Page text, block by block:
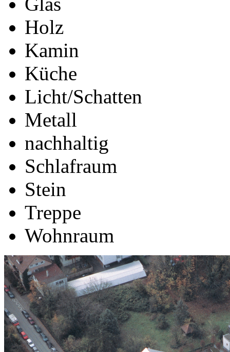
Holz
Kamin
Küche
Licht/Schatten
Metall
nachhaltig
Schlafraum
Stein
Treppe
Wohnraum